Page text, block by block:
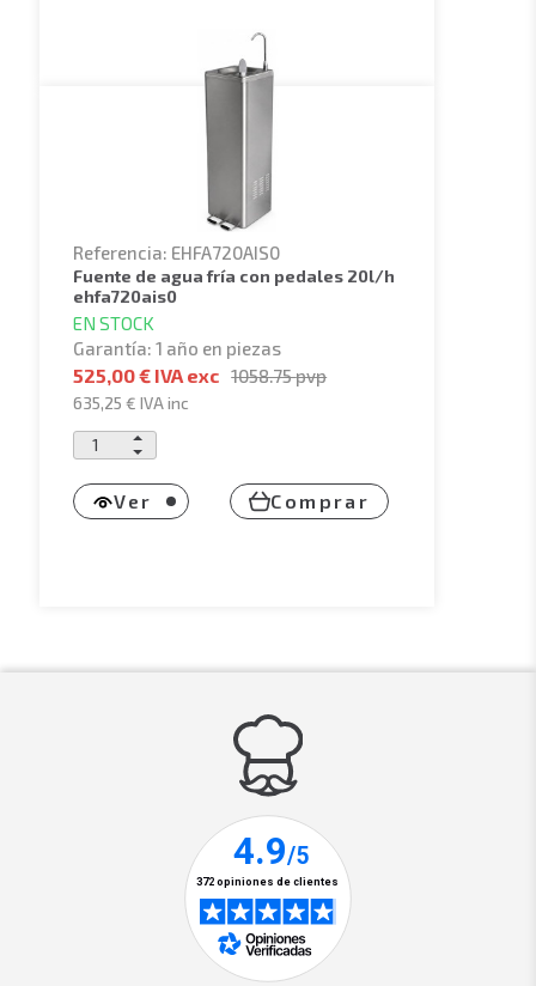
Referencia: EHFA720AIS0
fuente de agua fría con pedales 20l/h
ehfa720ais0
EN STOCK
Garantía: 1 año en piezas
525,00 € IVA exc 1058.75pvp
635,25 €IVA inc
Ver Comprar